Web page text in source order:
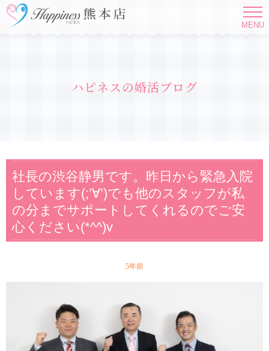
MENU
ハピネスの婚活ブログ
社長の渋谷静男です。昨日から緊急入院
しています(;’∀’)でも他のスタッフが私
の分までサポートしてくれるのでご安
心ください(*^^)v
5年前